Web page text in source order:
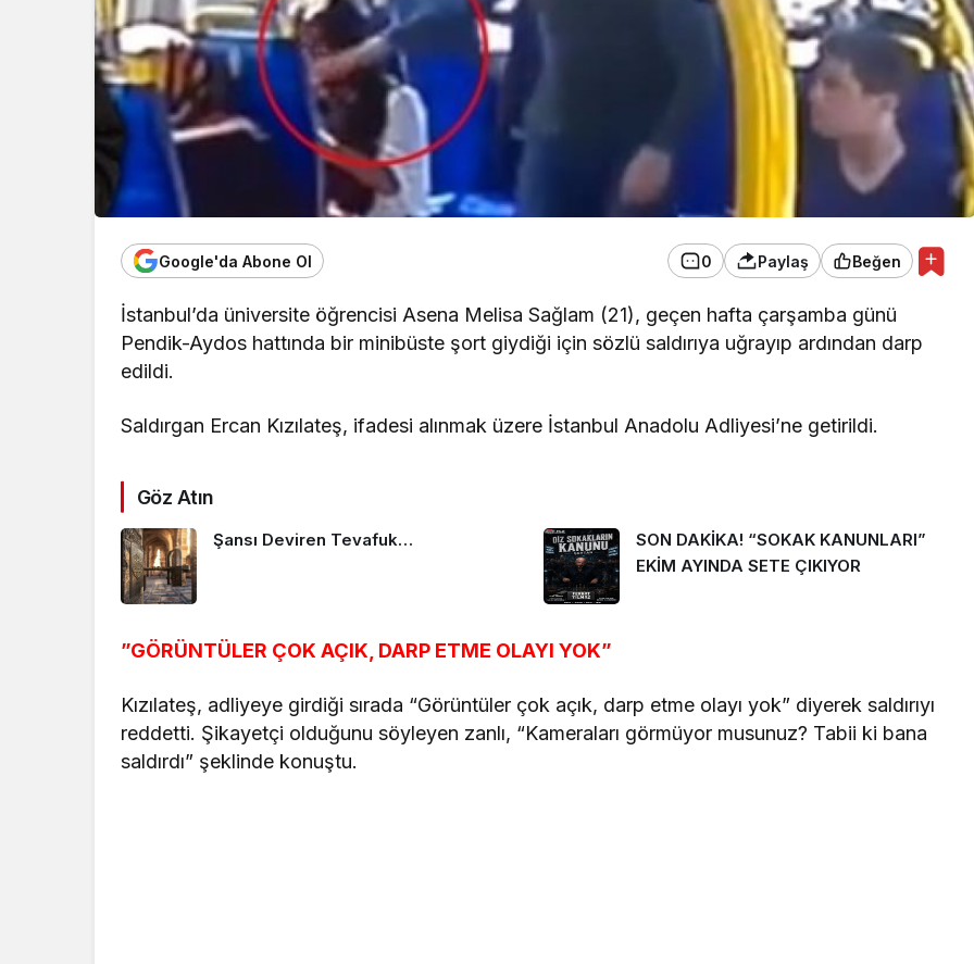
Google'da Abone Ol 0 Paylaş Beğen
İstanbul’da üniversite öğrencisi Asena Melisa Sağlam (21), geçen hafta çarşamba günü
Pendik-Aydos hattında bir minibüste şort giydiği için sözlü saldırıya uğrayıp ardından darp
edildi.
Saldırgan Ercan Kızılateş, ifadesi alınmak üzere İstanbul Anadolu Adliyesi’ne getirildi.
Göz Atın
Şansı Deviren Tevafuk…
SON DAKİKA! “SOKAK KANUNLARI”
EKİM AYINDA SETE ÇIKIYOR
”GÖRÜNTÜLER ÇOK AÇIK, DARP ETME OLAYI YOK”
Kızılateş, adliyeye girdiği sırada “Görüntüler çok açık, darp etme olayı yok” diyerek saldırıyı
reddetti. Şikayetçi olduğunu söyleyen zanlı, “Kameraları görmüyor musunuz? Tabii ki bana
saldırdı” şeklinde konuştu.
EKONOMİ
Konak Tel Çit, Tel Çit
Hesaplamada Yeni Bir
Yaklaşım
Şansı Deviren Tevafuk…